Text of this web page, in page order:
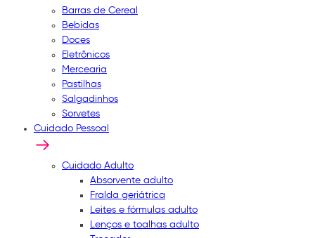
Barras de Cereal
Bebidas
Doces
Eletrônicos
Mercearia
Pastilhas
Salgadinhos
Sorvetes
Cuidado Pessoal
Cuidado Adulto
Absorvente adulto
Fralda geriátrica
Leites e fórmulas adulto
Lenços e toalhas adulto